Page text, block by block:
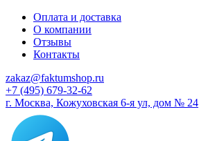
Оплата и доставка
О компании
Отзывы
Контакты
zakaz@faktumshop.ru
+7 (495) 679-32-62
г. Москва, Кожуховская 6-я ул, дом № 24